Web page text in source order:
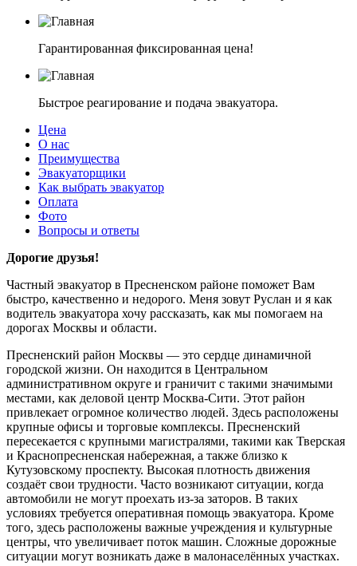
Гарантированная фиксированная цена!
Быстрое реагирование и подача эвакуатора.
Цена
О нас
Преимущества
Эвакуаторщики
Как выбрать эвакуатор
Оплата
Фото
Вопросы и ответы
Дорогие друзья!
Частный эвакуатор в Пресненском районе поможет Вам
быстро, качественно и недорого. Меня зовут Руслан и я как
водитель эвакуатора хочу рассказать, как мы помогаем на
дорогах Москвы и области.
Пресненский район Москвы — это сердце динамичной
городской жизни. Он находится в Центральном
административном округе и граничит с такими значимыми
местами, как деловой центр Москва-Сити. Этот район
привлекает огромное количество людей. Здесь расположены
крупные офисы и торговые комплексы. Пресненский
пересекается с крупными магистралями, такими как Тверская
и Краснопресненская набережная, а также близко к
Кутузовскому проспекту. Высокая плотность движения
создаёт свои трудности. Часто возникают ситуации, когда
автомобили не могут проехать из-за заторов. В таких
условиях требуется оперативная помощь эвакуатора. Кроме
того, здесь расположены важные учреждения и культурные
центры, что увеличивает поток машин. Сложные дорожные
ситуации могут возникать даже в малонаселённых участках.